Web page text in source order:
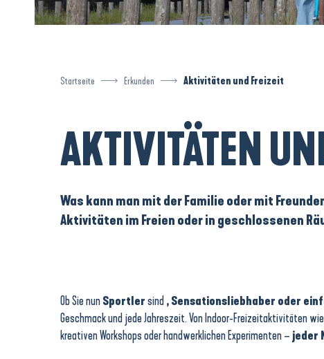
Startseite Erkunden Aktivitäten und Freizeit
AKTIVITÄTEN
Was kann man mit der Familie oder mit
Aktivitäten im Freien oder in geschlossenen
Ob Sie nunSportlersind , Sensationsliebhaber oder
Geschmack und jede Jahreszeit. Von Indoor-Freizeitaktivitäten
kreativen Workshops oder handwerklichen Experimenten – jeder